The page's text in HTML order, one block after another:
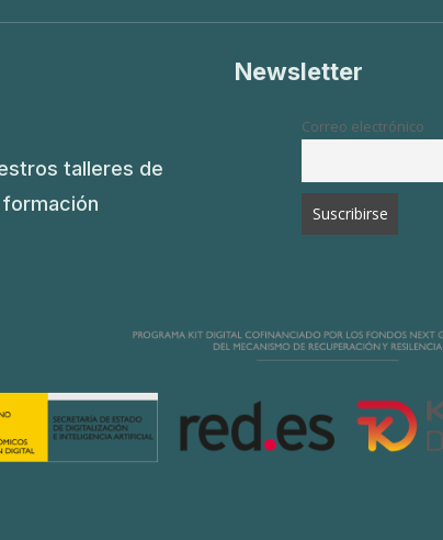
talleres de
Newsletter
Correo electrónico